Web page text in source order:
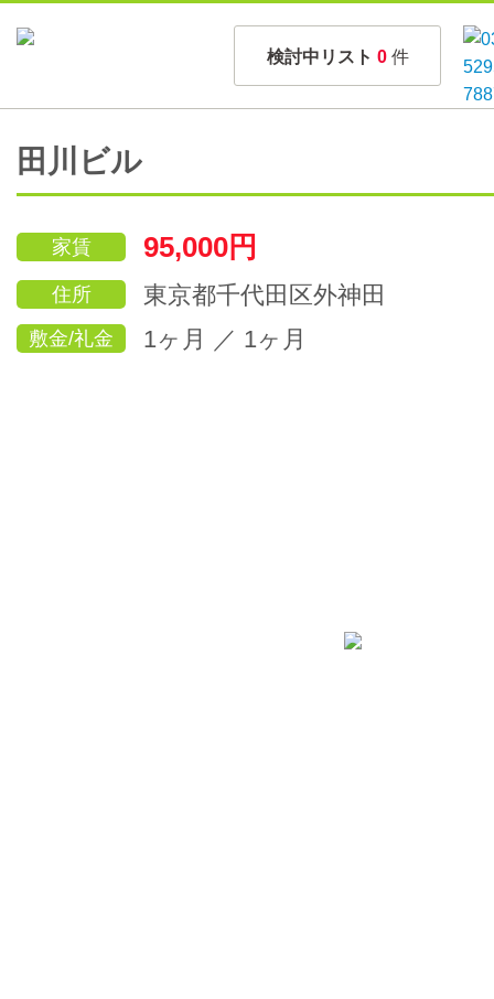
検討中リスト 0 件
田川ビル
家賃 95,000円
住所 東京都千代田区外神田
敷金/礼金 1ヶ月 ／ 1ヶ月